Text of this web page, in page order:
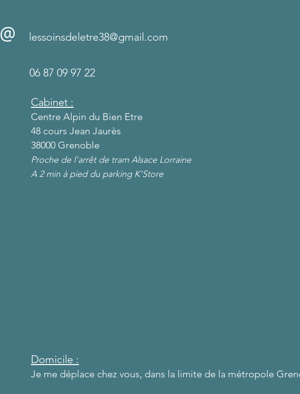
@ lessoinsdeletre38@gmail .com
06 87 09 97 22
Cabinet :
Centre Alpin du Bien Etre
48 cours Jean Jaurès
38000 Grenoble
Proche de l'arrêt de tram Alsace Lorraine
A 2 min à pied du parking K'Store
Domicile :
Je me déplace chez vous, dans la limite de la métropole